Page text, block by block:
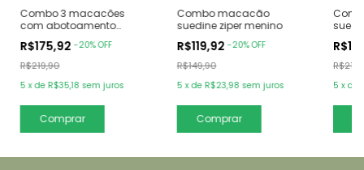
Combo 3 macacões
com abotoamento
R$175,92-20%OFF
R$219,90
5 xde R$35,18 sem juros
Comprar
Combo macacão
suedine ziper menino
R$119,92-20%OFF
R$149,90
5 xde R$23,98 sem juros
Comprar
5 x de